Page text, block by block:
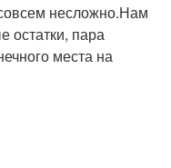
несложно.Нам
остатки, пара
места на